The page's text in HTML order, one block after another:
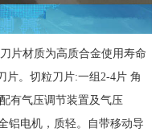
片材质为高质合金使用寿命
片。切粒刀片:一组2-4片 角
有气压调节装置及气压
铝电机，质轻。自带移动导